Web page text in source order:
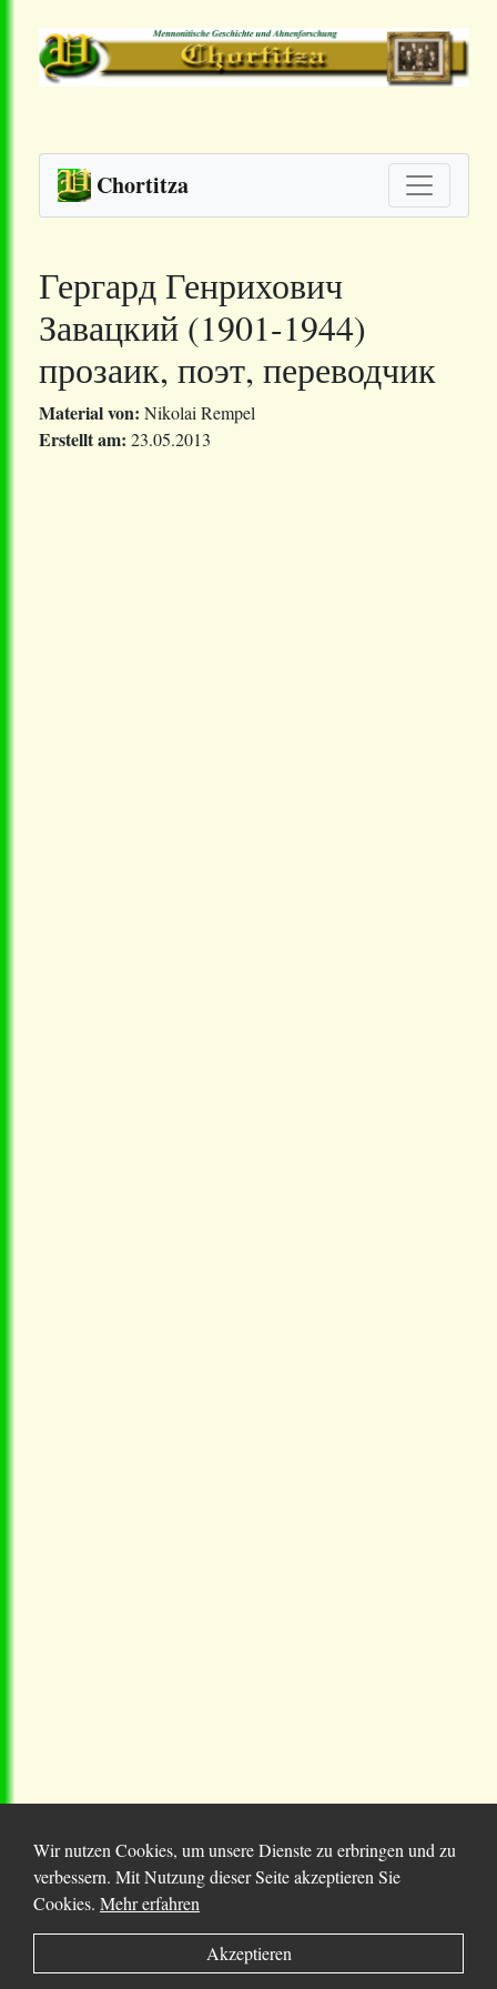
Chortitza
Гергард Генрихович
Завацкий (1901-1944)
прозаик, поэт, переводчик
Material von: Nikolai Rempel
Erstellt am: 23.05.2013
© 2025 Chortitza.org | Supported byD. F. Plett
Historical Research Foundation Inc.
Wir nutzen Cookies, um unsere Dienste zu erbringen und zu
verbessern. Mit Nutzung dieser Seite akzeptieren Sie
Cookies. Mehr erfahren
Akzeptieren